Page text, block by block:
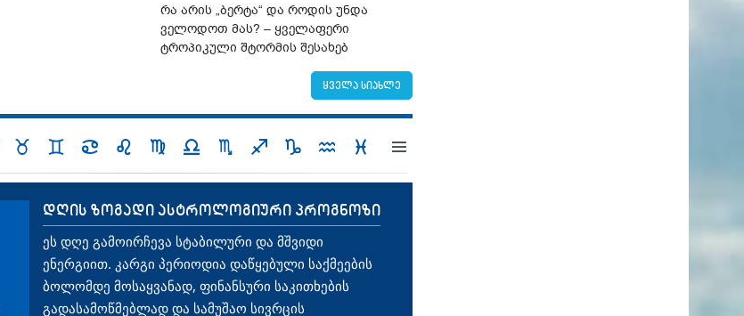
რა არის „ბერტა“ და როდის უნდა
ველოდოთ მას? – ყველაფერი
ტროპიკული შტორმის შესახებ
ყველა სიახლე
დღის ზოგადი ასტროლოგიური პროგნოზი
ეს დღე გამოირჩევა სტაბილური და მშვიდი
ენერგიით. კარგი პერიოდია დაწყებული საქმეების
ბოლომდე მოსაყვანად, ფინანსური საკითხების
გადასამოწმებლად და სამუშაო სივრცის